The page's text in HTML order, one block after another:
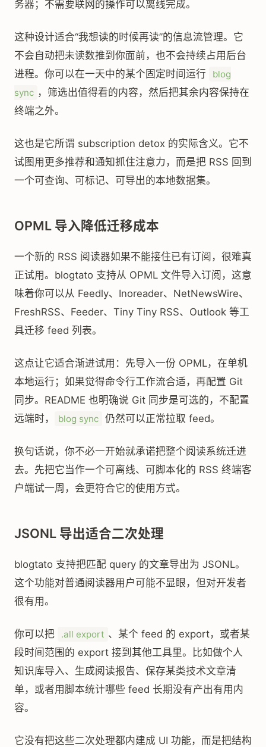
务器；不需要联网的操作可以离线完成。
这种设计适合“我想读的时候再读”的信息流管理。它
不会自动把未读数推到你面前，也不会持续占用后台
进程。你可以在一天中的某个固定时间运行
blog
sync ，筛选出值得看的内容，然后把其余内容保持在
终端之外。
这也是它所谓 subscription detox 的实际含义。它不
试图用更多推荐和通知抓住注意力，而是把 RSS 回到
一个可查询、可标记、可导出的本地数据集。
OPML 导入降低迁移成本
一个新的 RSS 阅读器如果不能接住已有订阅，很难真
正试用。blogtato 支持从 OPML 文件导入订阅，这意
味着你可以从 Feedly、Inoreader、NetNewsWire、
FreshRSS、Feeder、Tiny Tiny RSS、Outlook 等工
具迁移 feed 列表。
这点让它适合渐进试用：先导入一份 OPML，在单机
本地运行；如果觉得命令行工作流合适，再配置 Git
同步。README 也明确说 Git 同步是可选的，不配置
远端时，
blog sync 仍然可以正常拉取 feed。
换句话说，你不必一开始就承诺把整个阅读系统迁进
去。先把它当作一个可离线、可脚本化的 RSS 终端客
户端试一周，会更符合它的使用方式。
JSONL 导出适合二次处理
blogtato 支持把匹配 query 的文章导出为 JSONL。
这个功能对普通阅读器用户可能不显眼，但对开发者
很有用。
你可以把 .all export 、某个 feed 的 export，或者某
段时间范围的 export 接到其他工具里。比如做个人
知识库导入、生成阅读报告、保存某类技术文章清
单，或者用脚本统计哪些 feed 长期没有产出有用内
容。
它没有把这些二次处理都内建成 UI 功能，而是把结构